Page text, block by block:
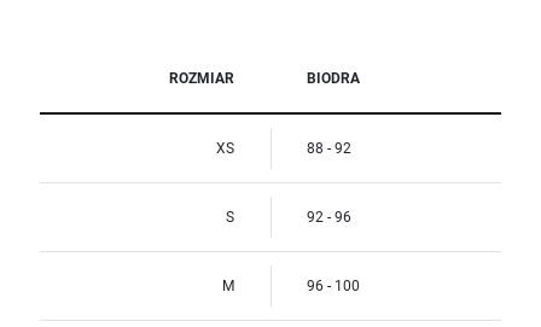
ROZMIAR BIODRA
XS 88 - 92
S 92 - 96
M 96 - 100